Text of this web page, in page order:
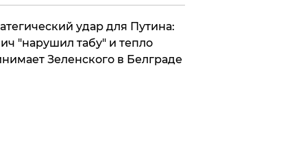
удар для Путина:
"нарушил табу" и тепло
Зеленского в Белграде